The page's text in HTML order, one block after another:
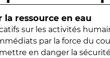
la ressource en eau
sur les activités
par la force du
en danger la